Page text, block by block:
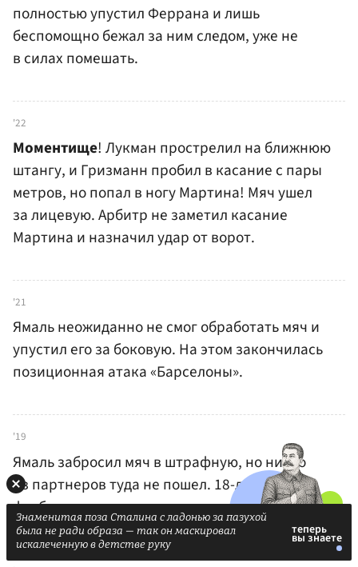
полностью упустил Феррана и лишь
беспомощно бежал за ним следом, уже не
в силах помешать.
'22
Моментище! Лукман прострелил на ближнюю
штангу, и Гризманн пробил в касание с пары
метров, но попал в ногу Мартина! Мяч ушел
за лицевую. Арбитр не заметил касание
Мартина и назначил удар от ворот.
'21
Ямаль неожиданно не смог обработать мяч и
упустил его за боковую. На этом закончилась
позиционная атака «Барселоны».
'19
Ямаль забросил мяч в штрафную, но никто
из партнеров туда не пошел. 18-летний
футболист недовольно разводит руками.
Знаменитая поза Сталина с ладонью за пазухой
была не ради образа — так он маскировал
искалеченную в детстве руку